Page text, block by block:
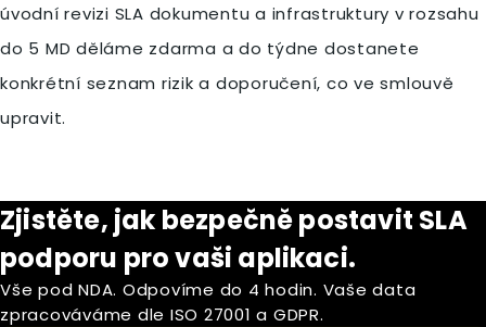
úvodní revizi SLA dokumentu a infrastruktury v rozsahu
do 5 MD děláme zdarma a do týdne dostanete
konkrétní seznam rizik a doporučení, co ve smlouvě
upravit.
Zjistěte, jak bezpečně postavit SLA
podporu pro vaši aplikaci.
Vše pod NDA. Odpovíme do 4 hodin. Vaše data
zpracováváme dle ISO 27001 a GDPR.